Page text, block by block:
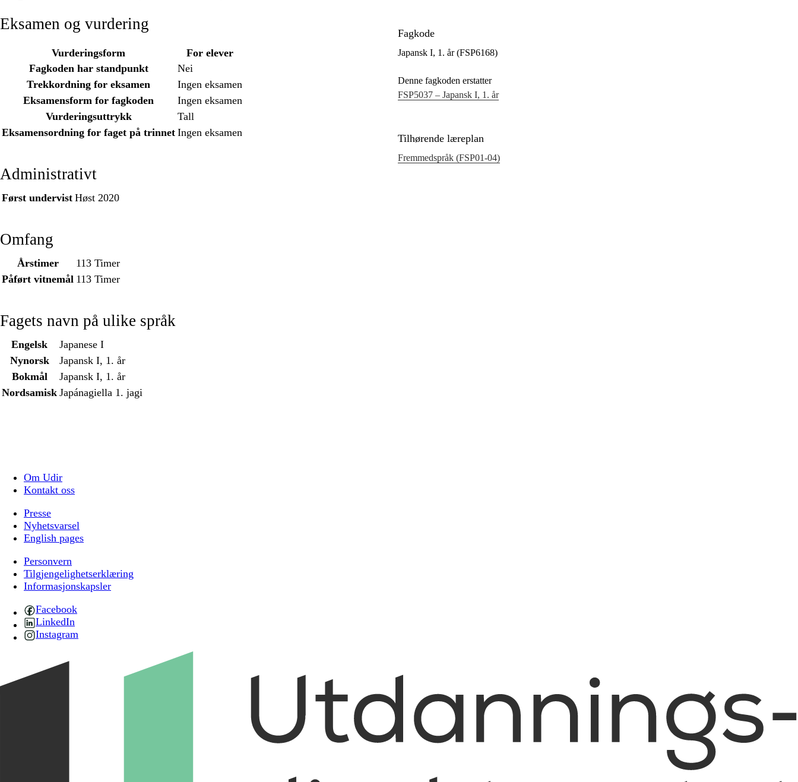
Eksamen og vurdering
Vurderingsform
For elever
Fagkoden har standpunkt
Nei
Trekkordning for eksamen
Ingen eksamen
Eksamensform for fagkoden
Ingen eksamen
Vurderingsuttrykk
Tall
Eksamensordning for faget på trinnet Ingen eksamen
Administrativt
Først undervist Høst 2020
Omfang
Årstimer
113 Timer
Påført vitnemål 113 Timer
Fagets navn på ulike språk
Engelsk
Japanese I
Nynorsk
Japansk I, 1. år
Bokmål
Japansk I, 1. år
Nordsamisk Japánagiella 1. jagi
Fagkode
Japansk I, 1. år (FSP6168)
Denne fagkoden erstatter
FSP5037 – Japansk I, 1. år
Tilhørende læreplan
Fremmedspråk (FSP01‑04)
Om Udir
Kontakt oss
Presse
Nyhetsvarsel
English pages
Personvern
Tilgjengelighetserklæring
Informasjonskapsler
Facebook
LinkedIn
Instagram